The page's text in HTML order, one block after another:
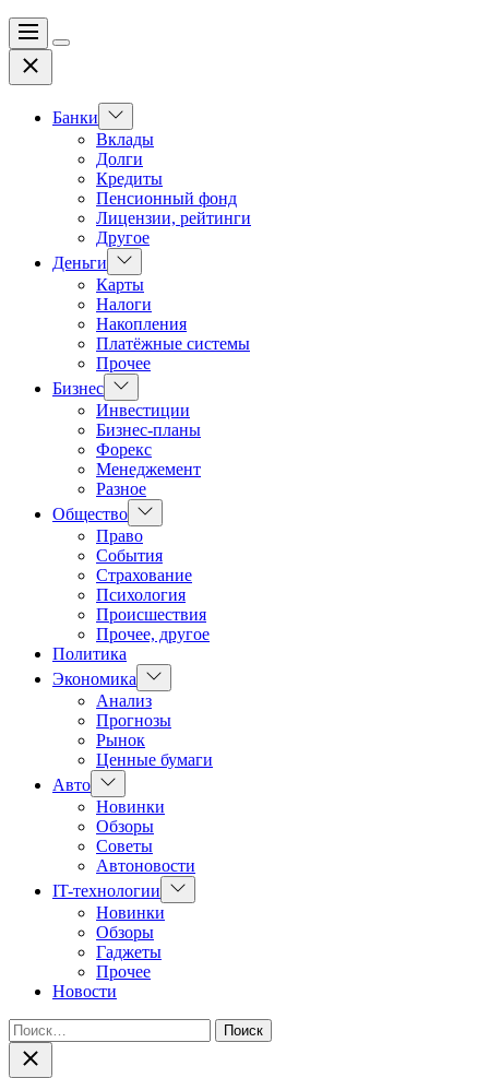
Меню
Цвет
Закрыть
Банки
Показать
подменю
Вклады
Долги
Кредиты
Пенсионный фонд
Лицензии, рейтинги
Другое
Деньги
Показать
подменю
Карты
Налоги
Накопления
Платёжные системы
Прочее
Бизнес Показать
подменю
Инвестиции
Бизнес-планы
Форекс
Менеджемент
Разное
Общество Показать
подменю
Право
События
Страхование
Психология
Происшествия
Прочее, другое
Политика
Экономика
Показать
подменю
Анализ
Прогнозы
Рынок
Ценные бумаги
Авто Показать
подменю
Новинки
Обзоры
Советы
Автоновости
IT-технологии
Показать
подменю
Новинки
Обзоры
Гаджеты
Прочее
Новости
Найти:
Закрыть
поиск